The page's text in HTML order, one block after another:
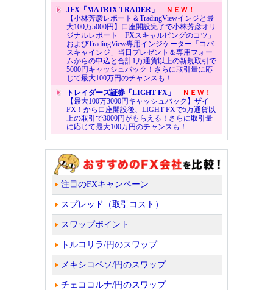
JFX「MATRIX TRADER」
ＮＥＷ！
【小林芳彦レポート＆TradingViewインジと最
大100万5000円】口座開設完了で小林芳彦オリ
ジナルレポート「FXスキャルピングのコツ」
およびTradingView専用インジケーター「コバ
スキャインジ」当日プレゼント＆専用フォー
ムからの申込と合計1万通貨以上の新規取引で
5000円キャッシュバック！さらに取引量に応
じて最大100万円のチャンスも！
トレイダーズ証券「LIGHT FX」
ＮＥＷ！
【最大100万3000円キャッシュバック】ザイ
FX！から口座開設後、LIGHT FXで5万通貨以
上の取引で3000円がもらえる！さらに取引量
に応じて最大100万円のチャンスも！
注目のFXキャンペーン
スプレッド（取引コスト）
スワップポイント
トルコリラ/円のスワップ
メキシコペソ/円のスワップ
チェココルナ/円のスワップ